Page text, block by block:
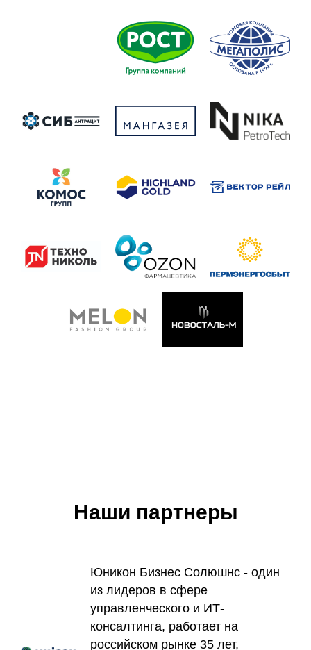
Наши партнеры
Юникон Бизнес Солюшнс - один
из лидеров в сфере
управленческого и ИТ-
консалтинга, работает на
российском рынке 35 лет,